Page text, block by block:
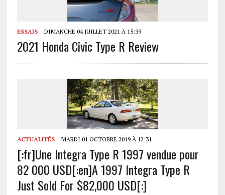
ESSAIS DIMANCHE 04 JUILLET 2021 À 15:39
2021 Honda Civic Type R Review
ACTUALITÉS MARDI 01 OCTOBRE 2019 À 12:31
[:fr]Une Integra Type R 1997 vendue pour
82 000 USD[:en]A 1997 Integra Type R
Just Sold For $82,000 USD[:]